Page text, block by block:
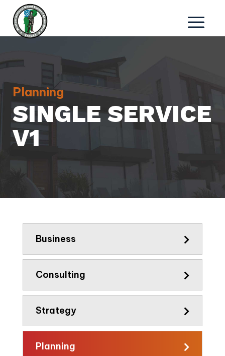
Planning
SINGLE SERVICE
V1
Business
Consulting
Strategy
Planning